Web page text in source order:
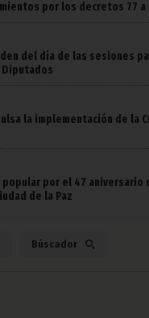
por los decretos 77 a
del día de las sesiones
Diputados
la implementación de la
por el 47 aniversario
de la Paz
Búscador